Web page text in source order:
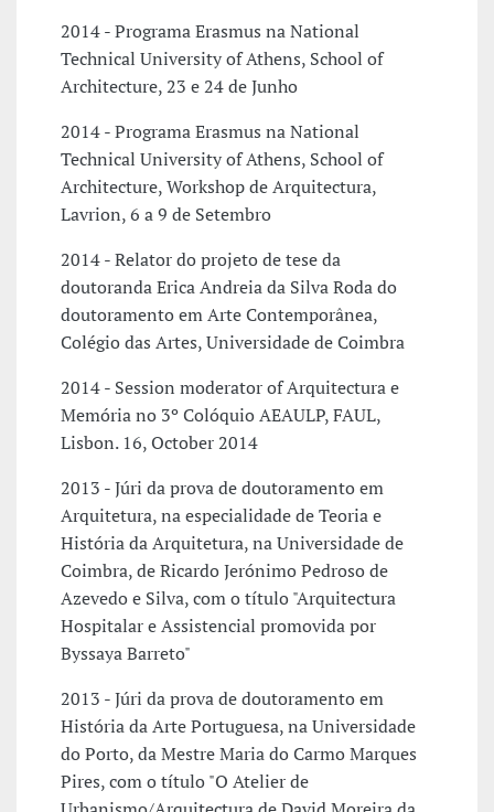
2014 - Programa Erasmus na National
Technical University of Athens, School of
Architecture, 23 e 24 de Junho
2014 - Programa Erasmus na National
Technical University of Athens, School of
Architecture, Workshop de Arquitectura,
Lavrion, 6 a 9 de Setembro
2014 - Relator do projeto de tese da
doutoranda Erica Andreia da Silva Roda do
doutoramento em Arte Contemporânea,
Colégio das Artes, Universidade de Coimbra
2014 - Session moderator of Arquitectura e
Memória no 3º Colóquio AEAULP, FAUL,
Lisbon. 16, October 2014
2013 - Júri da prova de doutoramento em
Arquitetura, na especialidade de Teoria e
História da Arquitetura, na Universidade de
Coimbra, de Ricardo Jerónimo Pedroso de
Azevedo e Silva, com o título "Arquitectura
Hospitalar e Assistencial promovida por
Byssaya Barreto"
2013 - Júri da prova de doutoramento em
História da Arte Portuguesa, na Universidade
do Porto, da Mestre Maria do Carmo Marques
Pires, com o título "O Atelier de